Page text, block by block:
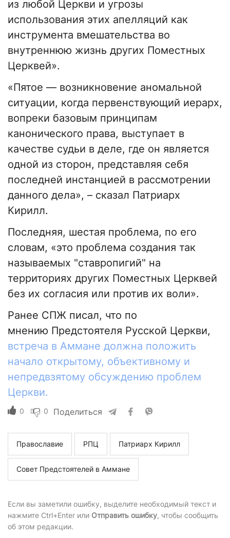
из любой Церкви и угрозы
использования этих апелляций как
инструмента вмешательства во
внутреннюю жизнь других Поместных
Церквей».
«Пятое — возникновение аномальной
ситуации, когда первенствующий иерарх,
вопреки базовым принципам
канонического права, выступает в
качестве судьи в деле, где он является
одной из сторон, представляя себя
последней инстанцией в рассмотрении
данного дела», – сказал Патриарх
Кирилл.
Последняя, шестая проблема, по его
словам, «это проблема создания так
называемых "ставропигий" на
территориях других Поместных Церквей
без их согласия или против их воли».
Ранее СПЖ писал, что по
мнению Предстоятеля Русской Церкви,
встреча в Аммане должна положить
начало открытому, объективному и
непредвзятому обсуждению проблем
Церкви.
0 0 Поделиться
Православие РПЦ Патриарх Кирилл
Совет Предстоятелей в Аммане
Если вы заметили ошибку, выделите необходимый текст и
нажмите Ctrl+Enter или Отправить ошибку, чтобы сообщить
об этом редакции.